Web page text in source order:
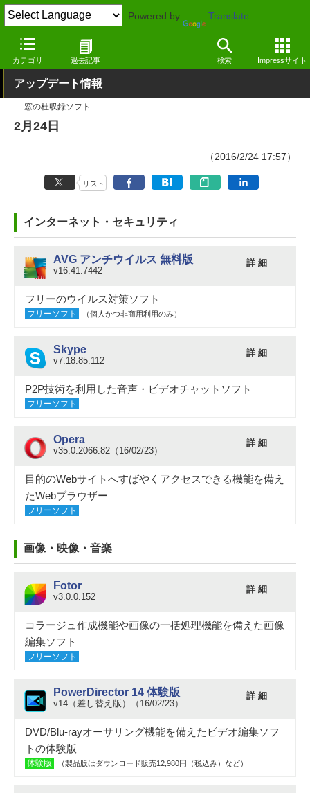
Powered by Translate
カテゴリ 過去記事 検索 Impressサイト
窓の杜 その他の話題 アップデート
アップデート情報
窓の杜収録ソフト
2月24日
（2016/2/24 17:57）
リスト
インターネット・セキュリティ
AVG アンチウイルス 無料版
v16.41.7442
詳 細
フリーのウイルス対策ソフト
フリーソフト （個人かつ非商用利用のみ）
Skype
v7.18.85.112
詳 細
P2P技術を利用した音声・ビデオチャットソフト
フリーソフト
Opera
v35.0.2066.82（16/02/23）
詳 細
目的のWebサイトへすばやくアクセスできる機能を備え
たWebブラウザー
フリーソフト
画像・映像・音楽
Fotor
v3.0.0.152
詳 細
コラージュ作成機能や画像の一括処理機能を備えた画像
編集ソフト
フリーソフト
PowerDirector 14 体験版
v14（差し替え版）（16/02/23）
詳 細
DVD/Blu-rayオーサリング機能を備えたビデオ編集ソフ
トの体験版
体験版 （製品版はダウンロード販売12,980円（税込み）など）